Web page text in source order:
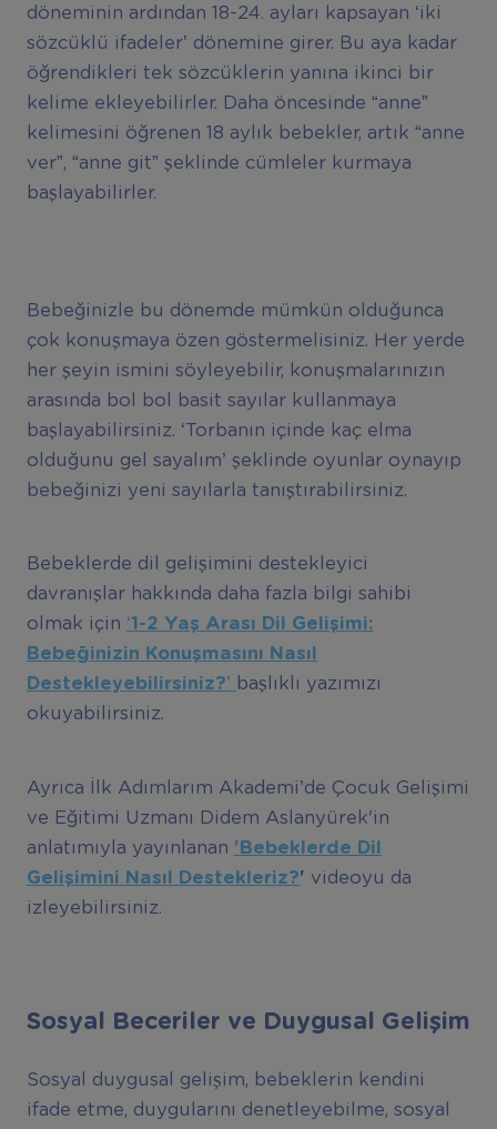
döneminin ardından 18-24. ayları kapsayan ‘iki
sözcüklü ifadeler’ dönemine girer. Bu aya kadar
öğrendikleri tek sözcüklerin yanına ikinci bir
kelime ekleyebilirler. Daha öncesinde “anne”
kelimesini öğrenen 18 aylık bebekler, artık “anne
ver”, “anne git” şeklinde cümleler kurmaya
başlayabilirler.
Bebeğinizle bu dönemde mümkün olduğunca
çok konuşmaya özen göstermelisiniz. Her yerde
her şeyin ismini söyleyebilir, konuşmalarınızın
arasında bol bol basit sayılar kullanmaya
başlayabilirsiniz. ‘Torbanın içinde kaç elma
olduğunu gel sayalım’ şeklinde oyunlar oynayıp
bebeğinizi yeni sayılarla tanıştırabilirsiniz.
Bebeklerde dil gelişimini destekleyici
davranışlar hakkında daha fazla bilgi sahibi
olmak için ‘1-2 Yaş Arası Dil Gelişimi:
Bebeğinizin Konuşmasını Nasıl
Destekleyebilirsiniz?’ başlıklı yazımızı
okuyabilirsiniz.
Ayrıca İlk Adımlarım Akademi’de Çocuk Gelişimi
ve Eğitimi Uzmanı Didem Aslanyürek'in
anlatımıyla yayınlanan 'Bebeklerde Dil
Gelişimini Nası l Destekleriz?' videoyu da
izleyebilirsiniz.
Sosyal Beceriler ve Duygusal Gelişim
Sosyal duygusal gelişim, bebeklerin kendini
ifade etme, duygularını denetleyebilme, sosyal